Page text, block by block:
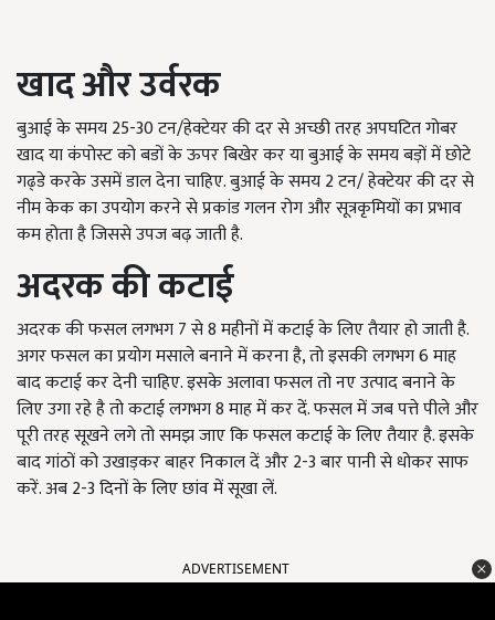
खाद और उर्वरक
बुआई के समय 25-30 टन/हेक्टेयर की दर से अच्छी तरह अपघटित गोबर
खाद या कंपोस्ट को बडों के ऊपर बिखेर कर या बुआई के समय बड़ों में छोटे
गढ्डे करके उसमें डाल देना चाहिए. बुआई के समय 2 टन/ हेक्टेयर की दर से
नीम केक का उपयोग करने से प्रकांड गलन रोग और सूत्रकृमियों का प्रभाव
कम होता है जिससे उपज बढ़ जाती है.
अदरक की कटाई
अदरक की फसल लगभग 7 से 8 महीनों में कटाई के लिए तैयार हो जाती है.
अगर फसल का प्रयोग मसाले बनाने में करना है, तो इसकी लगभग 6 माह
बाद कटाई कर देनी चाहिए. इसके अलावा फसल तो नए उत्पाद बनाने के
लिए उगा रहे है तो कटाई लगभग 8 माह में कर दें. फसल में जब पत्ते पीले और
पूरी तरह सूखने लगे तो समझ जाए कि फसल कटाई के लिए तैयार है. इसके
बाद गांठों को उखाड़कर बाहर निकाल दें और 2-3 बार पानी से धोकर साफ
करें. अब 2-3 दिनों के लिए छांव में सूखा लें.
ADVERTISEMENT